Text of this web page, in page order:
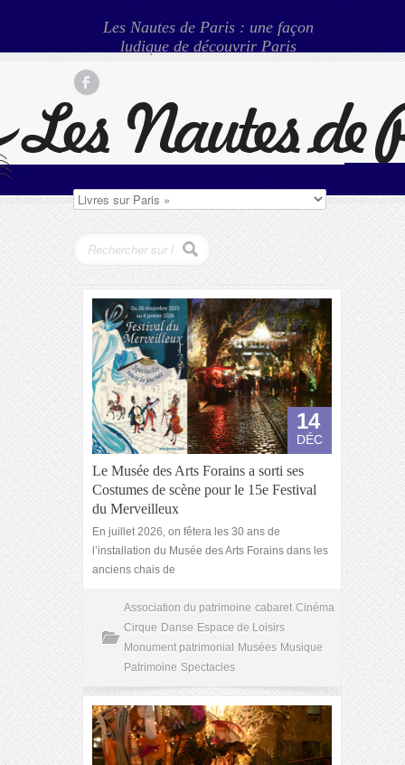
Les Nautes de Paris : une façon
ludique de découvrir Paris
14
DÉC
Le Musée des Arts Forains a sorti ses
Costumes de scène pour le 15e Festival
du Merveilleux
En juillet 2026, on fêtera les 30 ans de
l’installation du Musée des Arts Forains dans les
anciens chais de
Association du patrimoine cabaret Cinéma
Cirque Danse Espace de Loisirs
Monument patrimonial
Musées Musique
Patrimoine Spectacles